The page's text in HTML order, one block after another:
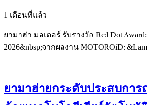
1 เดือนที่แล้ว
ยามาฮ่า มอเตอร์ รับรางวัล Red Dot Award:
2026&nbsp;จากผลงาน MOTOROiD:
ยามาฮ่ายกระดับประสบกา